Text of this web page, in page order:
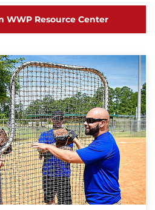
WWP Resource Center